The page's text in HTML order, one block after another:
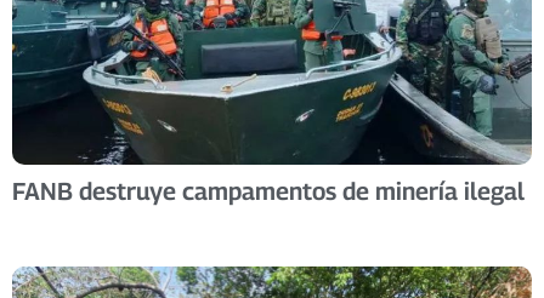
FANB destruye campamentos de minería ilegal